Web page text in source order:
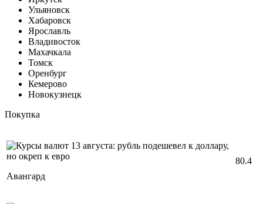
Ульяновск
Хабаровск
Ярославль
Владивосток
Махачкала
Томск
Оренбург
Кемерово
Новокузнецк
Покупка
Авангард
80.4